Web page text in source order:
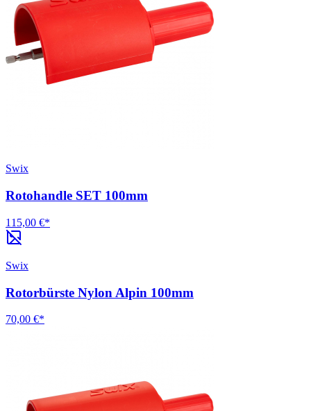
Swix
Rotohandle SET 100mm
115,00 €*
Swix
Rotorbürste Nylon Alpin 100mm
70,00 €*